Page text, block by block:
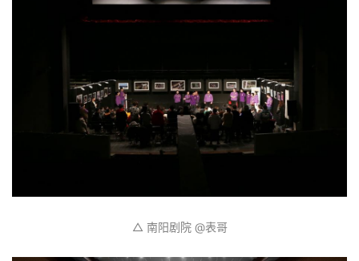
△ 南阳剧院 @表哥